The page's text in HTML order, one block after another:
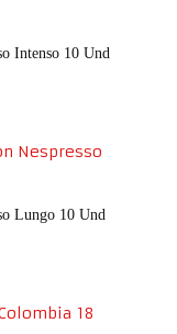
Intenso 10 Und
Lungo 10 Und